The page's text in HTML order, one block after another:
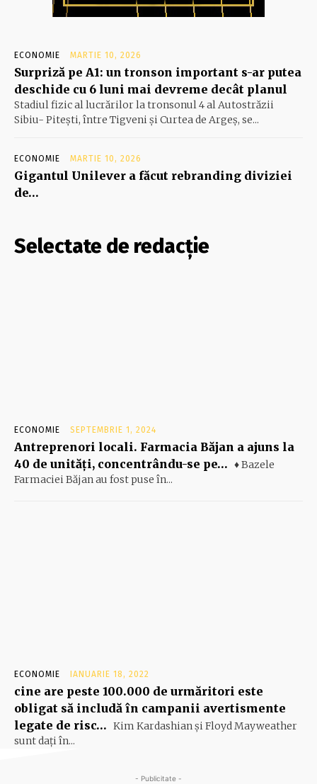
ECONOMIE MARTIE 10, 2026
Surpriză pe A1: un tronson important s-ar putea
deschide cu 6 luni mai devreme decât planul
Stadiul fizic al lucrărilor la tronsonul 4 al Autostrăzii
Sibiu- Piteşti, între Tigveni şi Curtea de Argeş, se...
ECONOMIE MARTIE 10, 2026
Gigantul Unilever a făcut rebranding diviziei
de…
Selectate de redacție
ECONOMIE SEPTEMBRIE 1, 2024
Antreprenori locali. Farmacia Băjan a ajuns la
40 de unităţi, concentrându-se pe… ♦ Bazele
Farmaciei Băjan au fost puse în...
ECONOMIE IANUARIE 18, 2022
cine are peste 100.000 de urmăritori este
obligat să includă în campanii avertismente
legate de risc… Kim Kardashian şi Floyd Mayweather
sunt daţi în...
- Publicitate -